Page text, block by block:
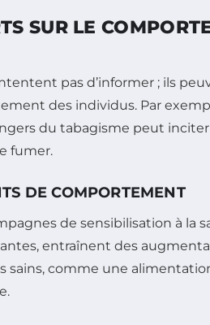
SUR LE
pas d’informer ; ils
des individus. Par
du tabagisme peut
fumer.
DE COMPORTEMENT
de sensibilisation à la
entraînent des
sains, comme une